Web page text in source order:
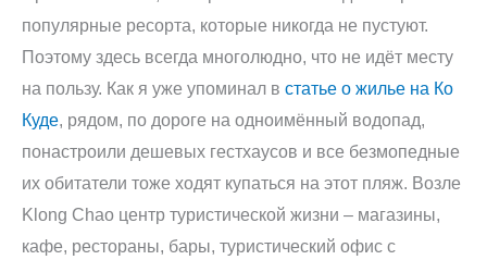
популярные ресорта, которые никогда не пустуют.
Поэтому здесь всегда многолюдно, что не идёт месту
на пользу. Как я уже упоминал в статье о жилье на Ко
Куде, рядом, по дороге на одноимённый водопад,
понастроили дешевых гестхаусов и все безмопедные
их обитатели тоже ходят купаться на этот пляж. Возле
Klong Chao центр туристической жизни – магазины,
кафе, рестораны, бары, туристический офис с